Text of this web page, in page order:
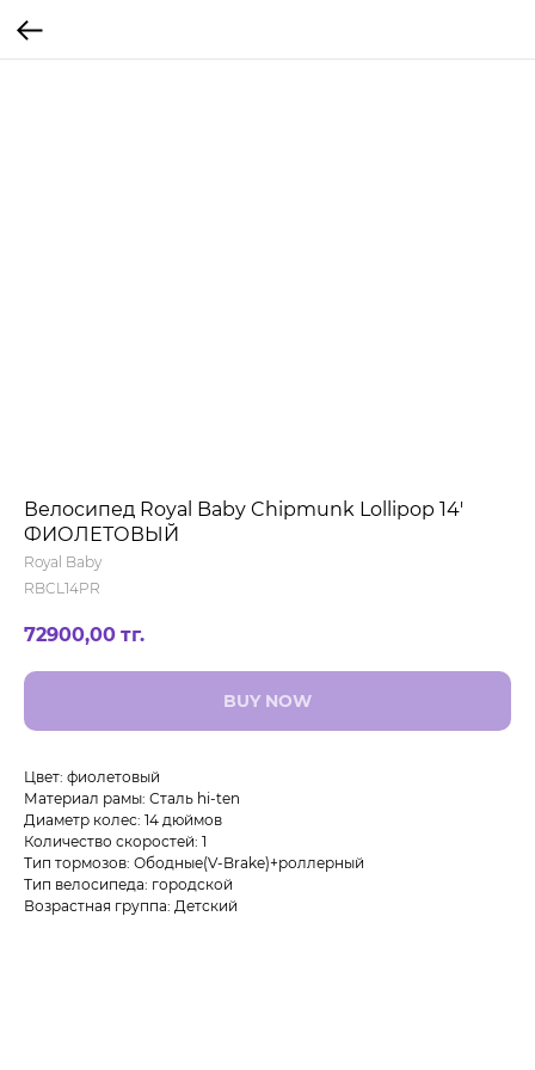
Велосипед Royal Baby Chipmunk Lollipop 14'
ФИОЛЕТОВЫЙ
Royal Baby
RBCL14PR
72900,00 тг.
BUY NOW
Цвет: фиолетовый
Материал рамы: Сталь hi-ten
Диаметр колес: 14 дюймов
Количество скоростей: 1
Тип тормозов: Ободные(V-Brake)+роллерный
Тип велосипеда: городской
Возрастная группа: Детский